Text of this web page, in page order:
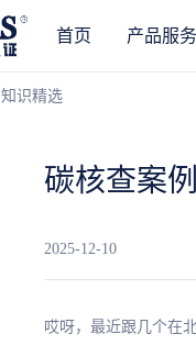
首页 产品服务
知识精选
碳核查案
2025-12-10
哎呀， 最近跟几个在